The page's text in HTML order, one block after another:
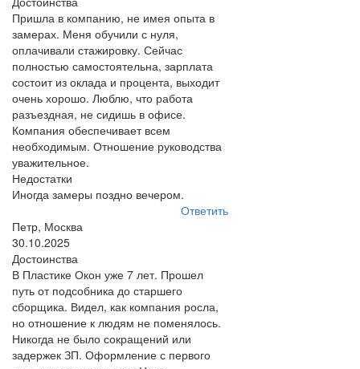
Пришла в компанию, не имея опыта в
замерах. Меня обучили с нуля,
оплачивали стажировку. Сейчас
полностью самостоятельна, зарплата
состоит из оклада и процента, выходит
очень хорошо. Люблю, что работа
разъездная, не сидишь в офисе.
Компания обеспечивает всем
необходимым. Отношение руководства
уважительное.
Недостатки
Иногда замеры поздно вечером.
Ответить
Петр, Москва
30.10.2025
Достоинства
В Пластике Окон уже 7 лет. Прошел
путь от подсобника до старшего
сборщика. Видел, как компания росла,
но отношение к людям не поменялось.
Никогда не было сокращений или
задержек ЗП. Оформление с первого